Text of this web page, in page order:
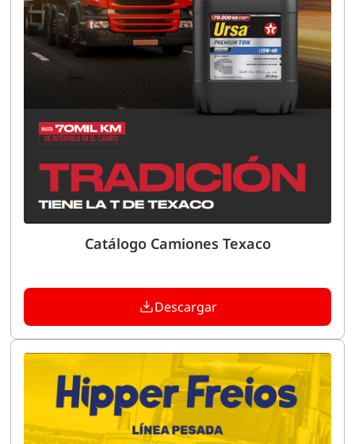
Catálogo Camiones Texaco
Descargar